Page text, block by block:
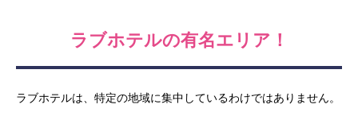
ラブホテルの有名エリア！
ラブホテルは、特定の地域に集中しているわけではありません。